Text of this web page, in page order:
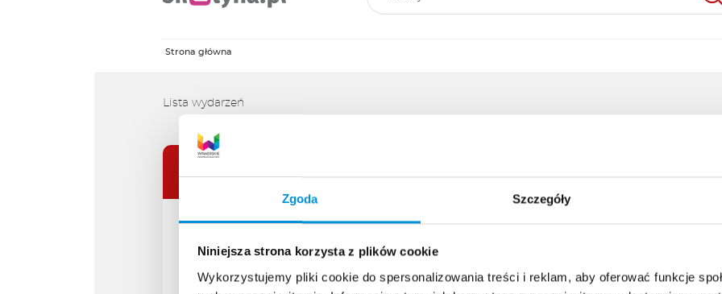
Zgoda Szczegóły
Niniejsza strona korzysta z plików cookie
Wykorzystujemy pliki cookie do spersonalizowania treści i reklam, aby oferować funkcje